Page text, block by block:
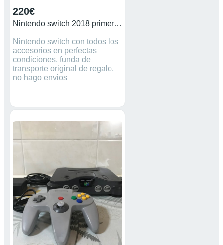
220€
Nintendo switch 2018 primera versión
Nintendo switch con todos los
accesorios en perfectas
condiciones, funda de
transporte original de regalo,
no hago envios